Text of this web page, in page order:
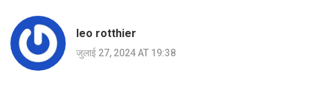
leo rotthier
जुलाई 27, 2024 AT 19:38